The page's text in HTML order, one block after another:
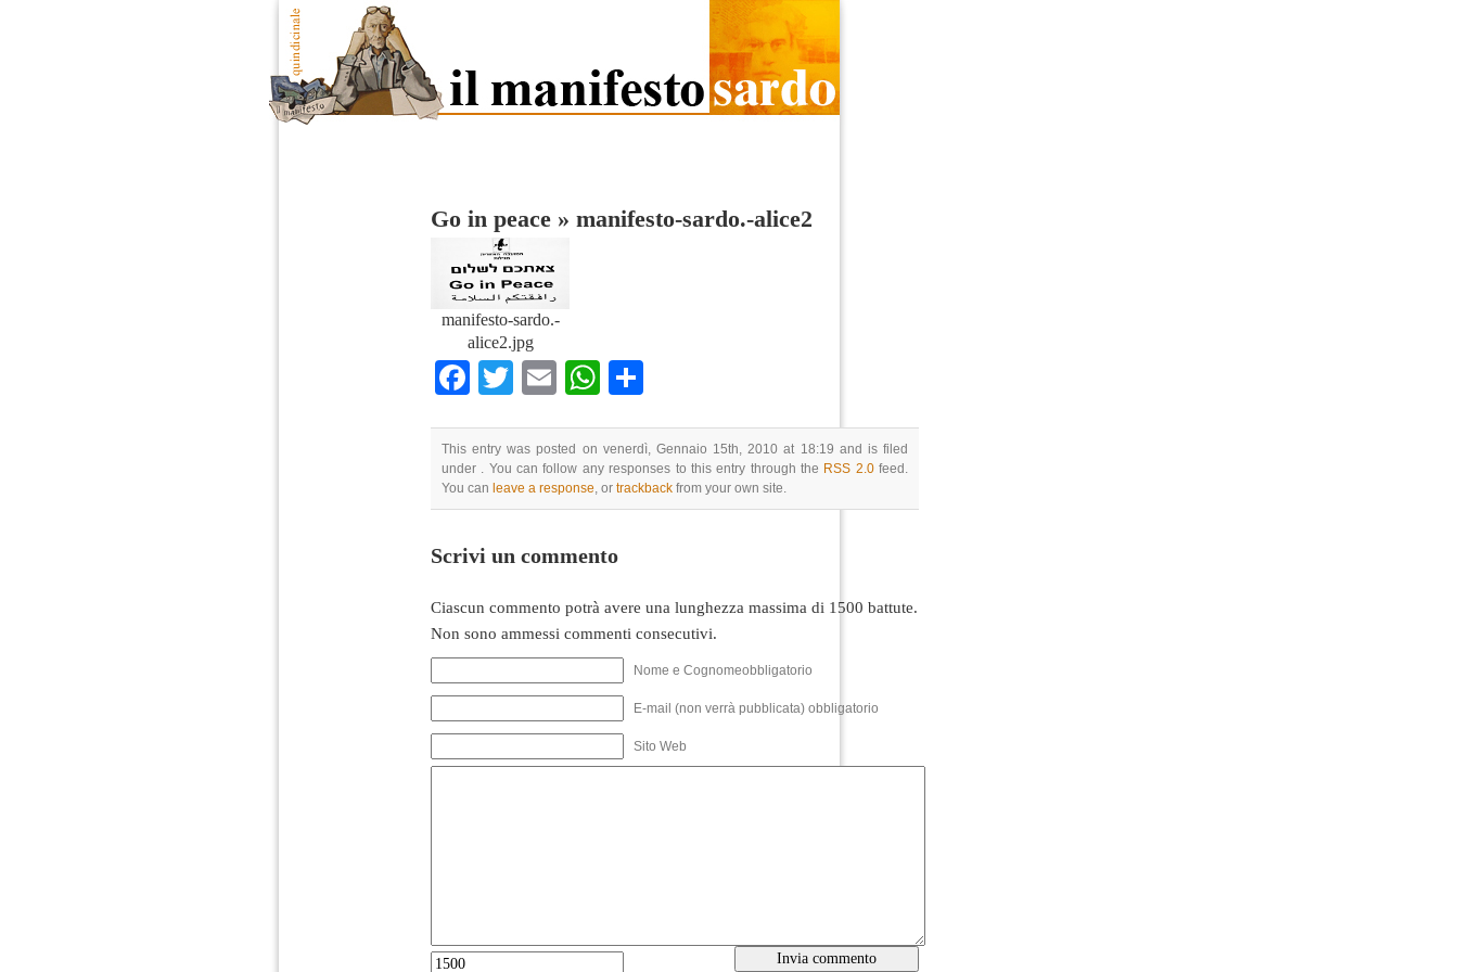
Go in peace » manifesto-sardo.-alice2
manifesto-sardo.-
alice2.jpg
Facebook
TwitterEmailWhatsApp
This entry was posted on venerdì, Gennaio 15th, 2010 at 18:19 and is filed
under . You can follow any responses to this entry through the RSS 2.0feed.
You can leave a response, or trackback from your own site.
Scrivi un commento
Ciascun commento potrà avere una lunghezza massima di 1500 battute.
Non sono ammessi commenti consecutivi.
Nome e Cognomeobbligatorio
E-mail (non verrà pubblicata) obbligatorio
Sito Web